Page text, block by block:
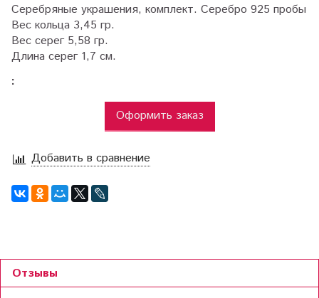
Серебряные украшения, комплект. Серебро 925 пробы
Вес кольца 3,45 гр.
Вес серег 5,58 гр.
Длина серег 1,7 см.
:
Оформить заказ
Добавить в сравнение
Отзывы